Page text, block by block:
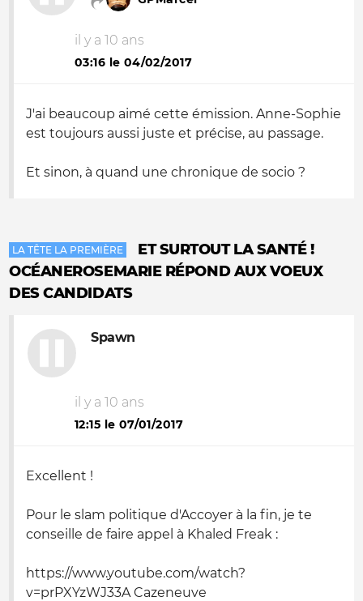
il y a 10 ans
03:16 le 04/02/2017
J'ai beaucoup aimé cette émission. Anne-Sophie
est toujours aussi juste et précise, au passage.
Et sinon, à quand une chronique de socio ?
LA TÊTE LA PREMIÈRE
ET SURTOUT LA SANTÉ !
OCÉANEROSEMARIE RÉPOND AUX VOEUX
DES CANDIDATS
Spawn
il y a 10 ans
12:15 le 07/01/2017
Excellent !
Pour le slam politique d'Accoyer à la fin, je te
conseille de faire appel à Khaled Freak :
https://www.youtube.com/watch?
v=prPXYzWJ33A Cazeneuve